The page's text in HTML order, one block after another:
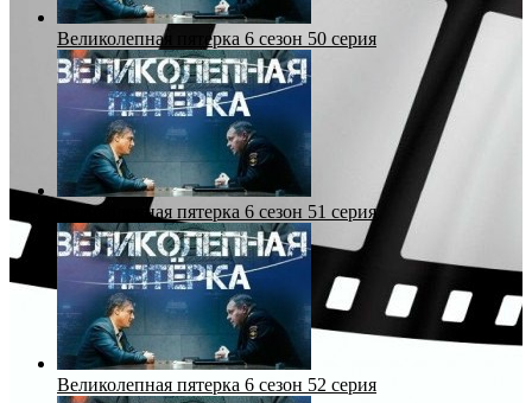
Великолепная пятерка 6 сезон 50 серия
Великолепная пятерка 6 сезон 51 серия
Великолепная пятерка 6 сезон 52 серия